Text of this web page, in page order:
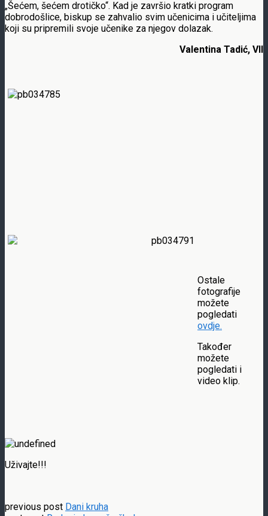
„Šećem, šećem drotičko“. Kad je završio kratki program
dobrodošlice, biskup se zahvalio svim učenicima i učiteljima
koji su pripremili svoje učenike za njegov dolazak.
Valentina Tadić, VII
Ostale
fotografije
možete
pogledati
ovdje.
Također
možete
pogledati i
video klip.
Uživajte!!!
previous post Dani kruha